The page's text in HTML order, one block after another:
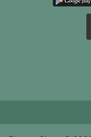
αναζητούν
καρδιάς και